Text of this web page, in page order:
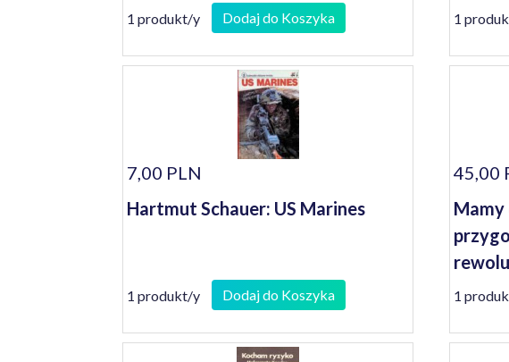
1 produkt/y Dodaj do Koszyka 1
7,00 PLN
Hartmut Schauer: US Marines
1 produkt/y Dodaj do Koszyka
45,00
Mamy
1